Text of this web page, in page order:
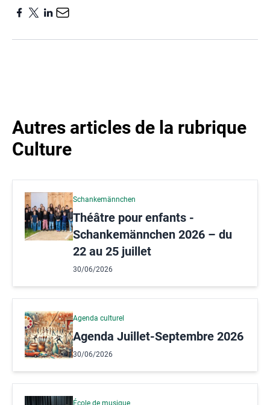
Autres articles de la rubrique
Culture
Schankemännchen
Théâtre pour enfants -
Schankemännchen 2026 – du
22 au 25 juillet
30/06/2026
Agenda culturel
Agenda Juillet-Septembre 2026
30/06/2026
École de musique